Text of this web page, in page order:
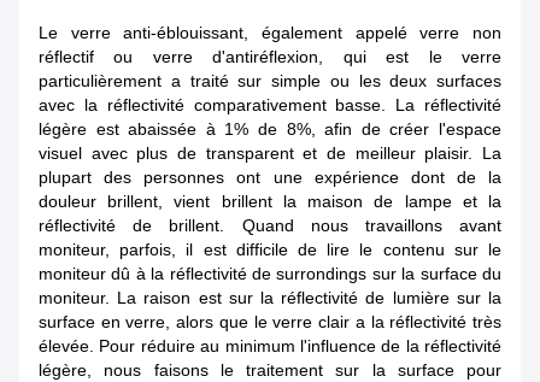
Le verre anti-éblouissant, également appelé verre non
réflectif ou verre d'antiréflexion, qui est le verre
particulièrement a traité sur simple ou les deux surfaces
avec la réflectivité comparativement basse. La réflectivité
légère est abaissée à 1% de 8%, afin de créer l'espace
visuel avec plus de transparent et de meilleur plaisir. La
plupart des personnes ont une expérience dont de la
douleur brillent, vient brillent la maison de lampe et la
réflectivité de brillent. Quand nous travaillons avant
moniteur, parfois, il est difficile de lire le contenu sur le
moniteur dû à la réflectivité de surrondings sur la surface du
moniteur. La raison est sur la réflectivité de lumière sur la
surface en verre, alors que le verre clair a la réflectivité très
élevée. Pour réduire au minimum l'influence de la réflectivité
légère, nous faisons le traitement sur la surface pour